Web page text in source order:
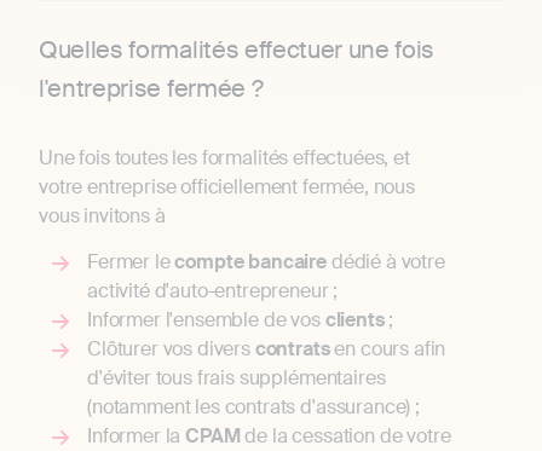
Quelles formalités effectuer une fois
l'entreprise fermée ?
Une fois toutes les formalités effectuées, et
votre entreprise officiellement fermée, nous
vous invitons à
Fermer lecompte bancairedédié à votre
activité d'auto-entrepreneur ;
Informer l'ensemble de vosclients;
Clôturer vos diverscontratsen cours afin
d'éviter tous frais supplémentaires
(notamment les contrats d'assurance) ;
Informer laCPAMde la cessation de votre